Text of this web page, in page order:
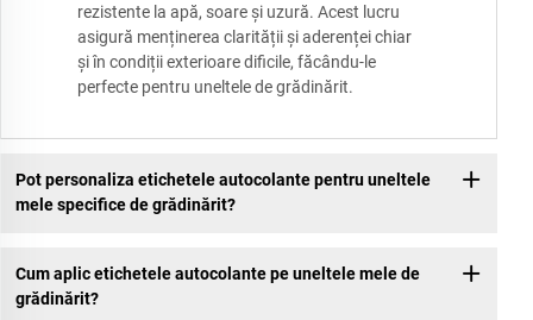
rezistente la apă, soare și uzură. Acest lucru
asigură menținerea clarității și aderenței chiar
și în condiții exterioare dificile, făcându-le
perfecte pentru uneltele de grădinărit.
Pot personaliza etichetele autocolante pentru uneltele
mele specifice de grădinărit?
Cum aplic etichetele autocolante pe uneltele mele de
grădinărit?